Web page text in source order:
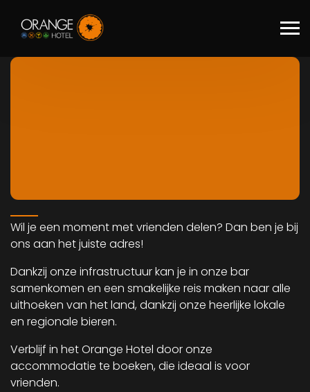
Wil je een moment met vrienden delen? Dan ben je bij
ons aan het juiste adres!
Dankzij onze infrastructuur kan je in onze bar
samenkomen en een smakelijke reis maken naar alle
uithoeken van het land, dankzij onze heerlijke lokale
en regionale bieren.
Verblijf in het Orange Hotel door onze
accommodatie te boeken, die ideaal is voor
vrienden.